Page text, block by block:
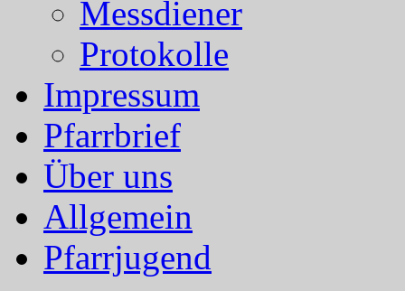
Messdiener
Protokolle
Impressum
Pfarrbrief
Über uns
Allgemein
Pfarrjugend